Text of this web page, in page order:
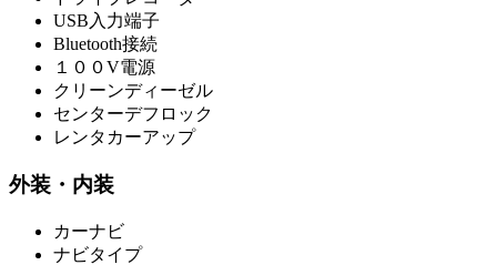
USB入力端子
Bluetooth接続
１００V電源
クリーンディーゼル
センターデフロック
レンタカーアップ
外装・内装
カーナビ
ナビタイプ